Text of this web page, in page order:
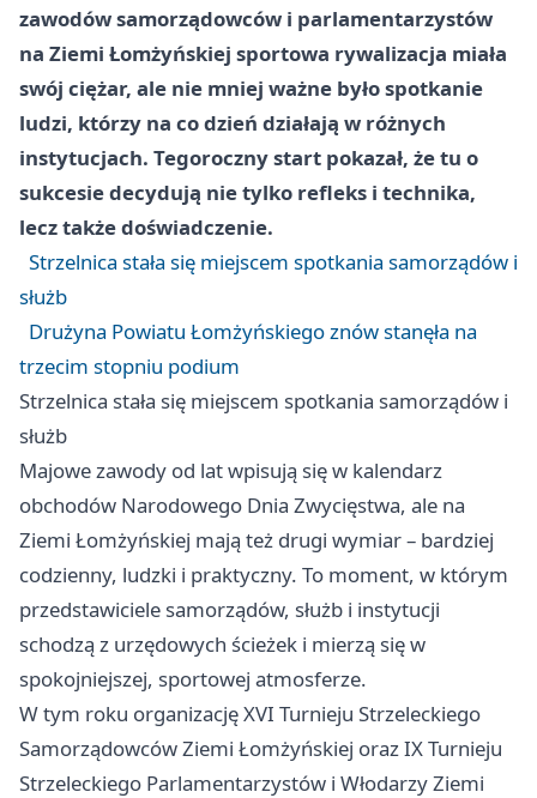
zawodów samorządowców i parlamentarzystów
na Ziemi Łomżyńskiej sportowa rywalizacja miała
swój ciężar, ale nie mniej ważne było spotkanie
ludzi, którzy na co dzień działają w różnych
instytucjach. Tegoroczny start pokazał, że tu o
sukcesie decydują nie tylko refleks i technika,
lecz także doświadczenie.
Strzelnica stała się miejscem spotkania samorządów i
służb
Drużyna Powiatu Łomżyńskiego znów stanęła na
trzecim stopniu podium
Strzelnica stała się miejscem spotkania samorządów i
służb
Majowe zawody od lat wpisują się w kalendarz
obchodów Narodowego Dnia Zwycięstwa, ale na
Ziemi Łomżyńskiej mają też drugi wymiar – bardziej
codzienny, ludzki i praktyczny. To moment, w którym
przedstawiciele samorządów, służb i instytucji
schodzą z urzędowych ścieżek i mierzą się w
spokojniejszej, sportowej atmosferze.
W tym roku organizację XVI Turnieju Strzeleckiego
Samorządowców Ziemi Łomżyńskiej oraz IX Turnieju
Strzeleckiego Parlamentarzystów i Włodarzy Ziemi